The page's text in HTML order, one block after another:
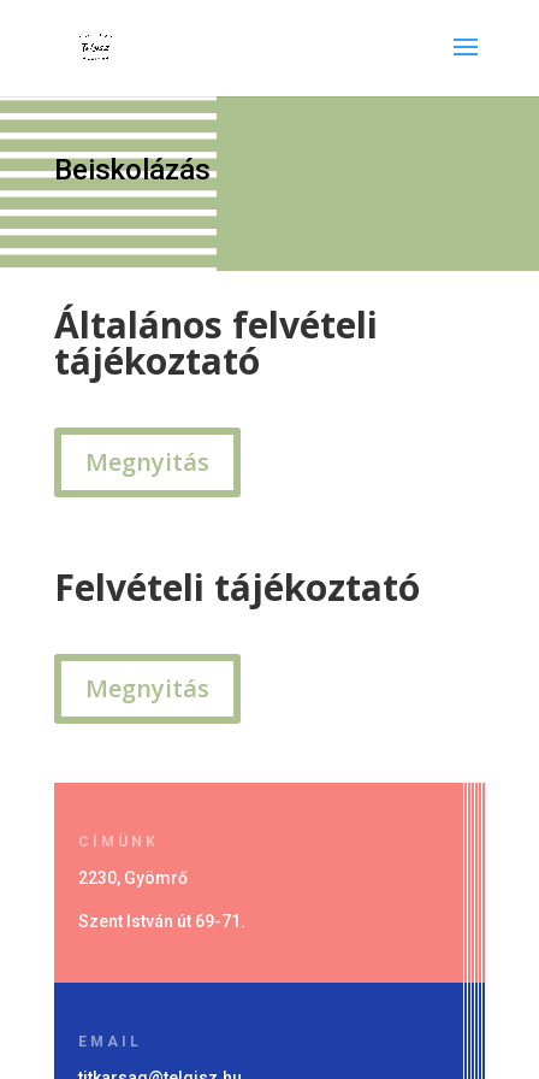
Beiskolázás
Általános felvételi
tájékoztató
Megnyitás
Felvételi tájékoztató
Megnyitás
CÍMÜNK
2230, Gyömrő
Szent István út 69-71.
EMAIL